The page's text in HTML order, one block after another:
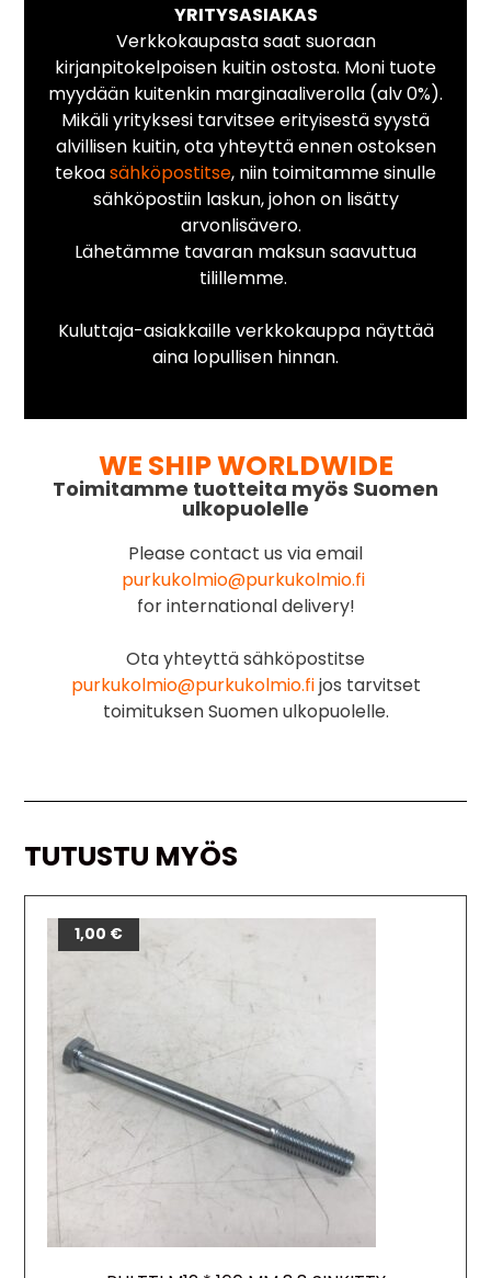
YRITYSASIAKAS
Verkkokaupasta saat suoraan
kirjanpitokelpoisen kuitin ostosta. Moni tuote
myydään kuitenkin marginaaliverolla (alv 0%).
Mikäli yrityksesi tarvitsee erityisestä syystä
alvillisen kuitin, ota yhteyttä ennen ostoksen
tekoasähköpostitse, niin toimitamme sinulle
sähköpostiin laskun, johon on lisätty
arvonlisävero.
Lähetämme tavaran maksun saavuttua
tilillemme.
Kuluttaja-asiakkaille verkkokauppa näyttää
aina lopullisen hinnan.
WE SHIP WORLDWIDE
Toimitamme tuotteita myös Suomen
ulkopuolelle
Please contact us via email
purkukolmio@purkukolmio.fi
for international delivery!
Ota yhteyttä sähköpostitse
purkukolmio@purkukolmio.fijos tarvitset
toimituksen Suomen ulkopuolelle.
TUTUSTU MYÖS
1,00 €